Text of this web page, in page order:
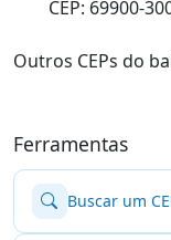
CEP: 69900-
Outros CEPs do
Ferramentas
Buscar um